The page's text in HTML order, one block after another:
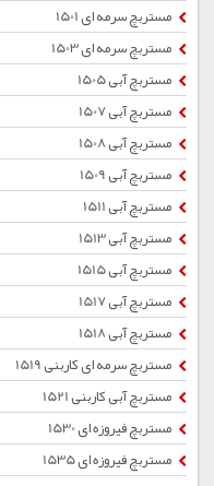
مستربچ سرمه ای 1501
مستربچ سرمه ای 1503
مستربچ آبی 1505
مستربچ آبی 1507
مستربچ آبی 1508
مستربچ آبی 1509
مستربچ آبی 1511
مستربچ آبی 1513
مستربچ آبی 1515
مستربچ آبی 1517
مستربچ آبی 1518
مستربچ سرمه ای کاربنی 1519
مستربچ آبی کاربنی 1521
مستربچ فیروزه ای 1530
مستربچ فیروزه ای 1535